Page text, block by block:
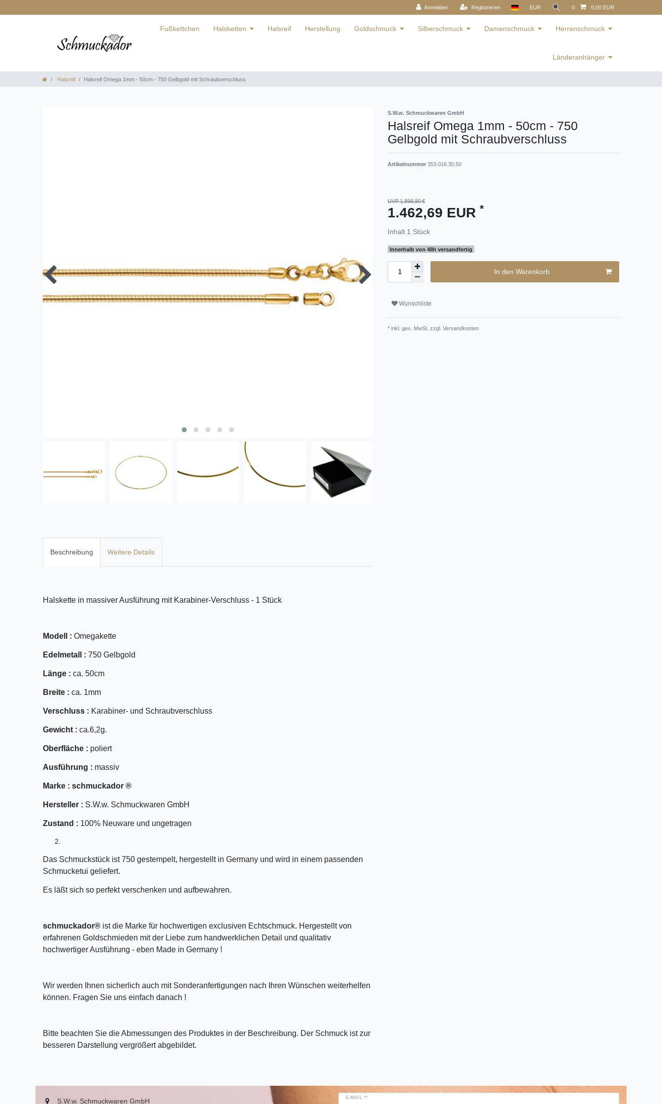
Anmelden Registrieren EUR 0 0,00 EUR
Fußkettchen Halsketten Halsreif Herstellung Goldschmuck Silberschmuck Damenschmuck Herrenschmuck
Länderanhänger
Halsreif Halsreif Omega 1mm - 50cm - 750 Gelbgold mit Schraubverschluss
S.W.w. Schmuckwaren GmbH
Halsreif Omega 1mm - 50cm - 750
Gelbgold mit Schraubverschluss
Artikelnummer 353.016.30.50
UVP 1.899,90 €
1.462,69 EUR *
Inhalt 1 Stück
Innerhalb von 48h versandfertig
In den Warenkorb
Wunschliste
* inkl. ges. MwSt. zzgl. Versandkosten
Beschreibung Weitere Details
Halskette in massiver Ausführung mit Karabiner-Verschluss - 1 Stück
Modell : Omegakette
Edelmetall : 750 Gelbgold
Länge : ca. 50cm
Breite : ca. 1mm
Verschluss : Karabiner- und Schraubverschluss
Gewicht : ca.6,2g.
Oberfläche : poliert
Ausführung : massiv
Marke : schmuckador ®
Hersteller : S.W.w. Schmuckwaren GmbH
Zustand : 100% Neuware und ungetragen
Das Schmuckstück ist 750 gestempelt, hergestellt in Germany und wird in einem passenden
Schmucketui geliefert.
Es läßt sich so perfekt verschenken und aufbewahren.
schmuckador® ist die Marke für hochwertigen exclusiven Echtschmuck. Hergestellt von
erfahrenen Goldschmieden mit der Liebe zum handwerklichen Detail und qualitativ
hochwertiger Ausführung - eben Made in Germany !
Wir werden Ihnen sicherlich auch mit Sonderanfertigungen nach Ihren Wünschen weiterhelfen
können. Fragen Sie uns einfach danach !
Bitte beachten Sie die Abmessungen des Produktes in der Beschreibung. Der Schmuck ist zur
besseren Darstellung vergrößert abgebildet.
S.W.w. Schmuckwaren GmbH E-MAIL **